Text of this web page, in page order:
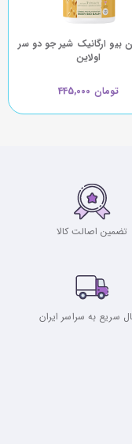
بیو ارگانیک شیر جو دو سر
اولاین
تومان 445,000
تضمین اصالت کالا
سریع به سراسر ایران